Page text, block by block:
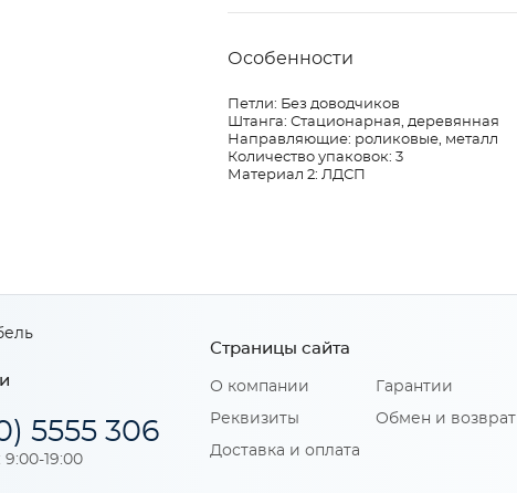
Особенности
Петли: Без доводчиков
Штанга: Стационарная, деревянная
Направляющие: роликовые, металл
Количество упаковок: 3
Материал 2: ЛДСП
5555 306
19:00
Страницы сайта
О компании
Реквизиты
Доставка и оплата
Гарантии
Обмен и возврат